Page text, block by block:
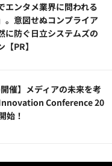
エンタメ業界に問われる
。意図せぬコンプライア
に防ぐ日立システムズの
PR】
開催】メディアの未来を考
Conference 20
始！